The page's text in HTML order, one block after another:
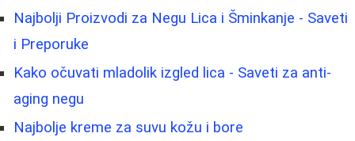
Najbolji Proizvodi za Negu Lica i Šminkanje - Saveti
i Preporuke
Kako očuvati mladolik izgled lica - Saveti za anti-
aging negu
Najbolje kreme za suvu kožu i bore